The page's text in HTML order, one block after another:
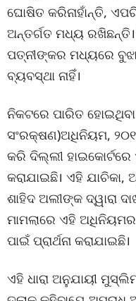
ଘୋଷିତ କରିନାହାଁନ୍ତି,
ଅନ୍ତର୍ଗତ ମଧ୍ୟ
ପତ୍ନୀଙ୍କର ମଧ୍ୟରେ
ବ୍ୟବସ୍ଥା ନାହିଁ।
ନିକଟରେ ପାରିତ
ସଂରକ୍ଷଣ)ଅଧିନିୟମ,
କରି ଦିଲ୍ଲୀ ହାଇକୋର୍ଟରେ
କରାଯାଇଛି। ଏହି ଯାଚିକା,
ଶାହିଦ ଅଲୀଙ୍କ ଦ୍ୱାରା
ମାମଲାରେ ଏହି ଅଧିନିୟମର
ପାଇଁ ପ୍ରାର୍ଥନା କରାଯାଇଛି।
ଏହି ଧାରା ଅନୁଯାୟୀ